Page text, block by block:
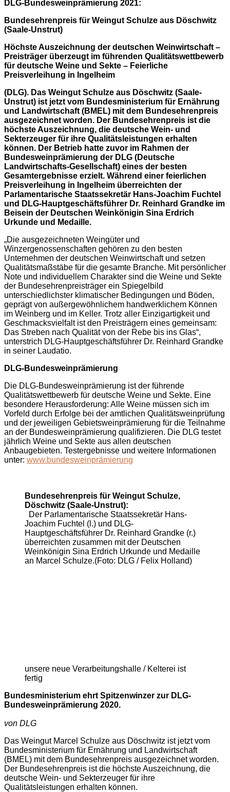
DLG-Bundesweinprämierung 2021:
Bundesehrenpreis für Weingut Schulze aus Döschwitz
(Saale-Unstrut)
Höchste Auszeichnung der deutschen Weinwirtschaft –
Preisträger überzeugt im führenden Qualitätswettbewerb
für deutsche Weine und Sekte – Feierliche
Preisverleihung in Ingelheim
(DLG). Das Weingut Schulze aus Döschwitz (Saale-
Unstrut) ist jetzt vom Bundesministerium für Ernährung
und Landwirtschaft (BMEL) mit dem Bundesehrenpreis
ausgezeichnet worden. Der Bundesehrenpreis ist die
höchste Auszeichnung, die deutsche Wein- und
Sekterzeuger für ihre Qualitätsleistungen erhalten
können. Der Betrieb hatte zuvor im Rahmen der
Bundesweinprämierung der DLG (Deutsche
Landwirtschafts-Gesellschaft) eines der besten
Gesamtergebnisse erzielt. Während einer feierlichen
Preisverleihung in Ingelheim überreichten der
Parlamentarische Staatssekretär Hans-Joachim Fuchtel
und DLG-Hauptgeschäftsführer Dr. Reinhard Grandke im
Beisein der Deutschen Weinkönigin Sina Erdrich
Urkunde und Medaille.
„Die ausgezeichneten Weingüter und
Winzergenossenschaften gehören zu den besten
Unternehmen der deutschen Weinwirtschaft und setzen
Qualitätsmaßstäbe für die gesamte Branche. Mit persönlicher
Note und individuellem Charakter sind die Weine und Sekte
der Bundesehrenpreisträger ein Spiegelbild
unterschiedlichster klimatischer Bedingungen und Böden,
geprägt von außergewöhnlichem handwerklichem Können
im Weinberg und im Keller. Trotz aller Einzigartigkeit und
Geschmacksvielfalt ist den Preisträgern eines gemeinsam:
Das Streben nach Qualität von der Rebe bis ins Glas“,
unterstrich DLG-Hauptgeschäftsführer Dr. Reinhard Grandke
in seiner Laudatio.
DLG-Bundesweinprämierung
Die DLG-Bundesweinprämierung ist der führende
Qualitätswettbewerb für deutsche Weine und Sekte. Eine
besondere Herausforderung: Alle Weine müssen sich im
Vorfeld durch Erfolge bei der amtlichen Qualitätsweinprüfung
und der jeweiligen Gebietsweinprämierung für die Teilnahme
an der Bundesweinprämierung qualifizieren. Die DLG testet
jährlich Weine und Sekte aus allen deutschen
Anbaugebieten. Testergebnisse und weitere Informationen
unter: www.bundesweinprämierung
Bundesehrenpreis für Weingut Schulze,
Döschwitz (Saale-Unstrut):
Der Parlamentarische Staatssekretär Hans-
Joachim Fuchtel (l.) und DLG-
Hauptgeschäftsführer Dr. Reinhard Grandke (r.)
überreichten zusammen mit der Deutschen
Weinkönigin Sina Erdrich Urkunde und Medaille
an Marcel Schulze.(Foto: DLG / Felix Holland)
unsere neue Verarbeitungshalle / Kelterei ist
fertig
Bundesministerium ehrt Spitzenwinzer zur DLG-
Bundesweinprämierung 2020.
von DLG
Das Weingut Marcel Schulze aus Döschwitz ist jetzt vom
Bundesministerium für Ernährung und Landwirtschaft
(BMEL) mit dem Bundesehrenpreis ausgezeichnet worden.
Der Bundesehrenpreis ist die höchste Auszeichnung, die
deutsche Wein- und Sekterzeuger für ihre
Qualitätsleistungen erhalten können.